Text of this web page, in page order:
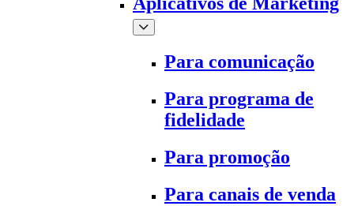
Para comunicação
Para programa de
fidelidade
Para promoção
Para canais de venda